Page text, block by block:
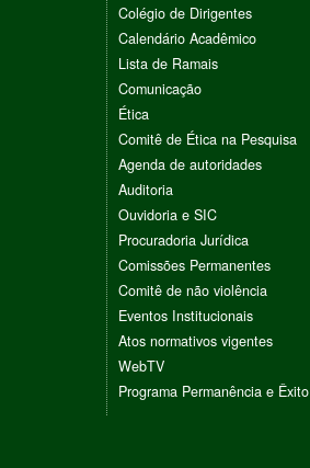
Colégio de Dirigentes
Calendário Acadêmico
Lista de Ramais
Comunicação
Ética
Comitê de Ética na Pesquisa
Agenda de autoridades
Auditoria
Ouvidoria e SIC
Procuradoria Jurídica
Comissões Permanentes
Comitê de não violência
Eventos Institucionais
Atos normativos vigentes
WebTV
Programa Permanência e Êxito